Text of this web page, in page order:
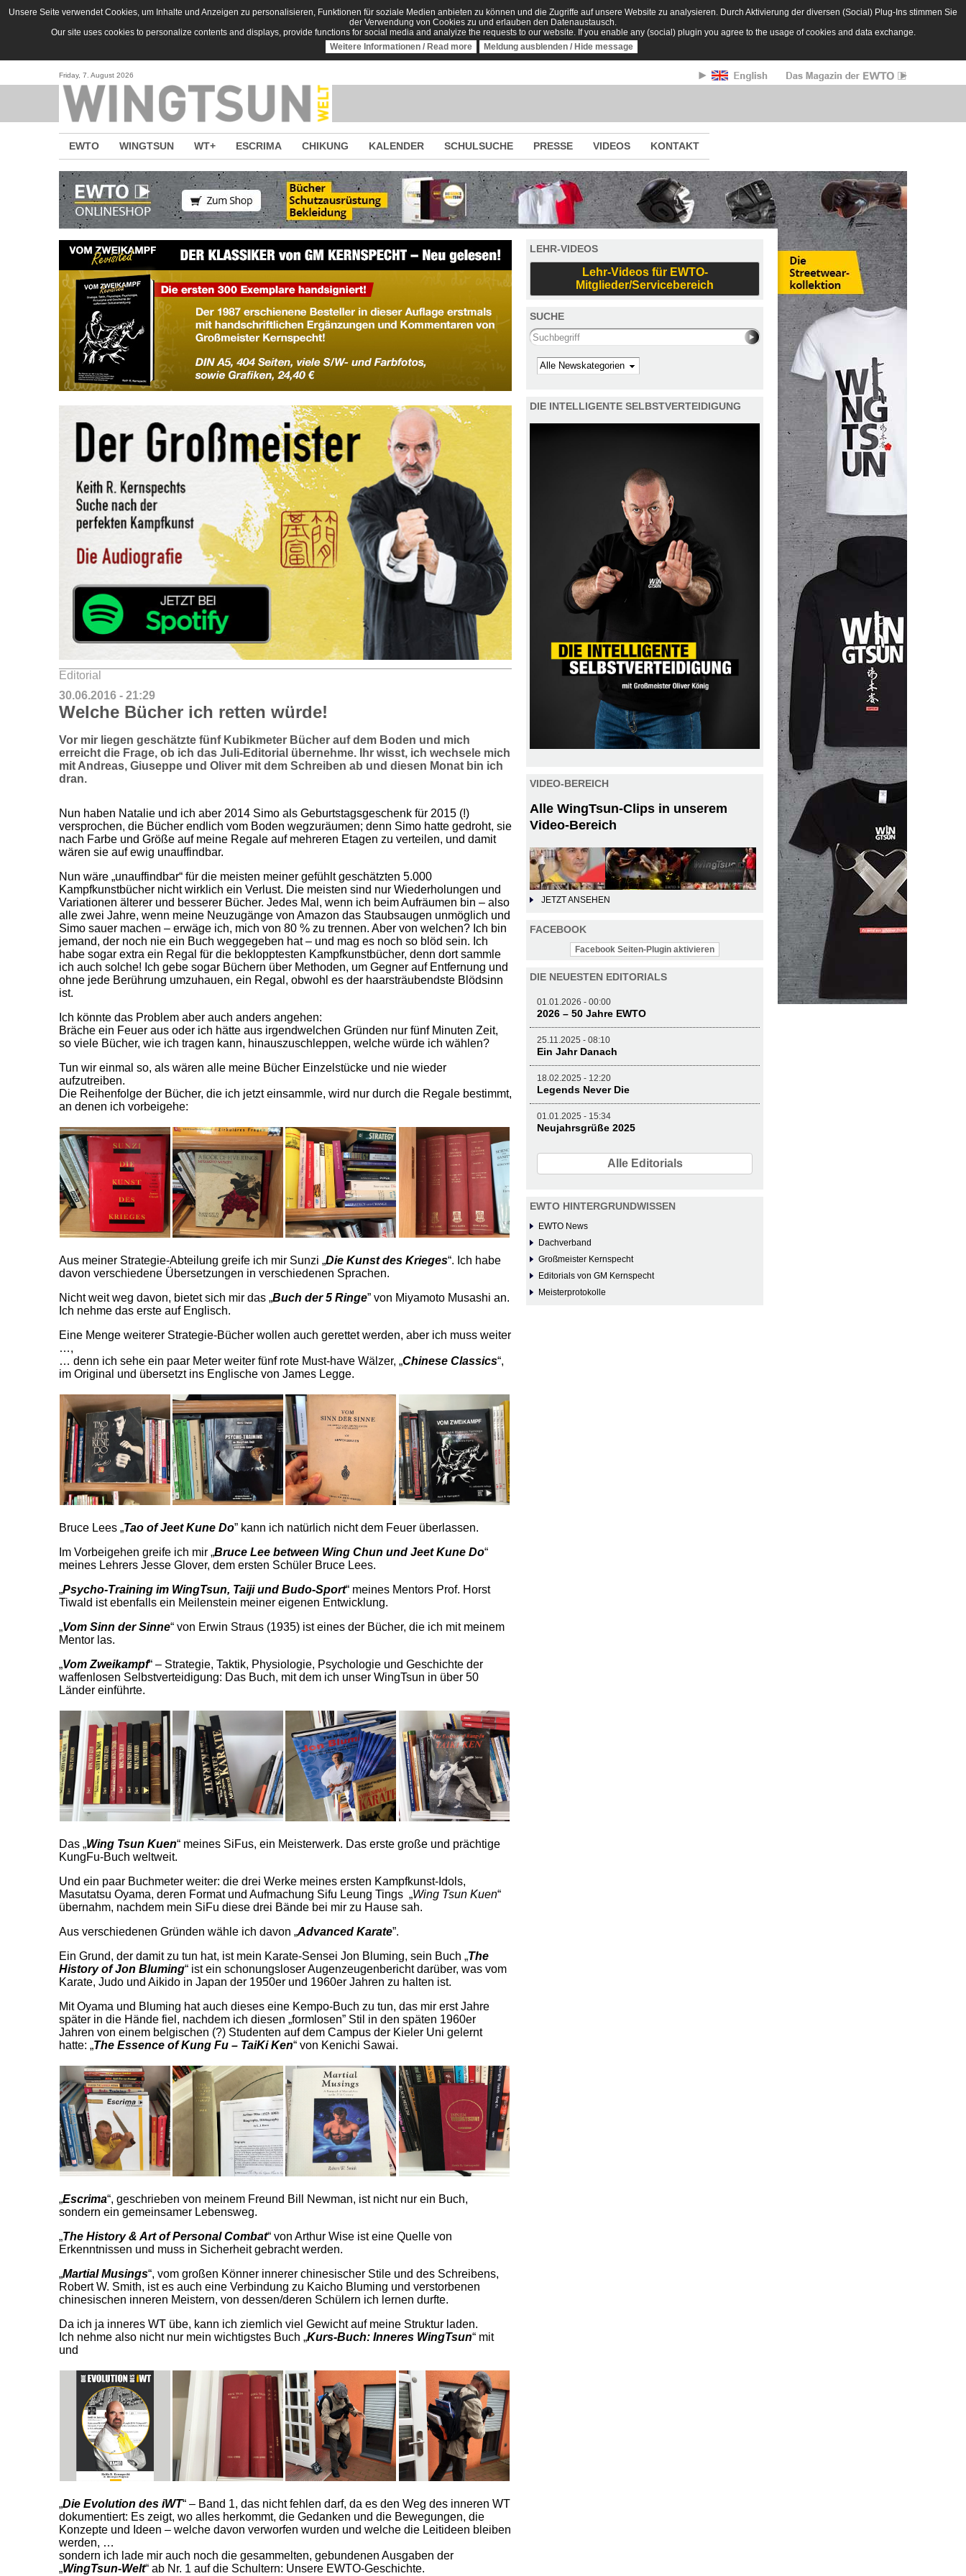
Direkt zum Inhalt
Unsere Seite verwendet Cookies, um Inhalte und Anzeigen zu personalisieren, Funktionen für soziale Medien anbieten zu können und die Zugriffe auf unsere Website zu analysieren. Durch Aktivierung der diversen (Social) Plug-Ins stimmen Sie
der Verwendung von Cookies zu und erlauben den Datenaustausch.
Our site uses cookies to personalize contents and displays, provide functions for social media and analyize the requests to our website. If you enable any (social) plugin you agree to the usage of cookies and data exchange.
Weitere Informationen / Read more
Meldung ausblenden / Hide message
Friday, 7. August 2026
EWTO WINGTSUN WT+ ESCRIMA CHIKUNG KALENDER SCHULSUCHE PRESSE VIDEOS KONTAKT
Editorial
30.06.2016 - 21:29
Welche Bücher ich retten würde!
Vor mir liegen geschätzte fünf Kubikmeter Bücher auf dem Boden und mich
erreicht die Frage, ob ich das Juli-Editorial übernehme. Ihr wisst, ich wechsele mich
mit Andreas, Giuseppe und Oliver mit dem Schreiben ab und diesen Monat bin ich
dran.
Nun haben Natalie und ich aber 2014 Simo als Geburtstagsgeschenk für 2015 (!)
versprochen, die Bücher endlich vom Boden wegzuräumen; denn Simo hatte gedroht, sie
nach Farbe und Größe auf meine Regale auf mehreren Etagen zu verteilen, und damit
wären sie auf ewig unauffindbar.
Nun wäre „unauffindbar“ für die meisten meiner gefühlt geschätzten 5.000
Kampfkunstbücher nicht wirklich ein Verlust. Die meisten sind nur Wiederholungen und
Variationen älterer und besserer Bücher. Jedes Mal, wenn ich beim Aufräumen bin – also
alle zwei Jahre, wenn meine Neuzugänge von Amazon das Staubsaugen unmöglich und
Simo sauer machen – erwäge ich, mich von 80 % zu trennen. Aber von welchen? Ich bin
jemand, der noch nie ein Buch weggegeben hat – und mag es noch so blöd sein. Ich
habe sogar extra ein Regal für die beklopptesten Kampfkunstbücher, denn dort sammle
ich auch solche! Ich gebe sogar Büchern über Methoden, um Gegner auf Entfernung und
ohne jede Berührung umzuhauen, ein Regal, obwohl es der haarsträubendste Blödsinn
ist.
Ich könnte das Problem aber auch anders angehen:
Bräche ein Feuer aus oder ich hätte aus irgendwelchen Gründen nur fünf Minuten Zeit,
so viele Bücher, wie ich tragen kann, hinauszuschleppen, welche würde ich wählen?
Tun wir einmal so, als wären alle meine Bücher Einzelstücke und nie wieder
aufzutreiben.
Die Reihenfolge der Bücher, die ich jetzt einsammle, wird nur durch die Regale bestimmt,
an denen ich vorbeigehe:
Aus meiner Strategie-Abteilung greife ich mir Sunzi „Die Kunst des Krieges“. Ich habe
davon verschiedene Übersetzungen in verschiedenen Sprachen.
Nicht weit weg davon, bietet sich mir das „Buch der 5 Ringe” von Miyamoto Musashi an.
Ich nehme das erste auf Englisch.
Eine Menge weiterer Strategie-Bücher wollen auch gerettet werden, aber ich muss weiter
…,
… denn ich sehe ein paar Meter weiter fünf rote Must-have Wälzer, „Chinese Classics“,
im Original und übersetzt ins Englische von James Legge.
Bruce Lees „Tao of Jeet Kune Do” kann ich natürlich nicht dem Feuer überlassen.
Im Vorbeigehen greife ich mir „Bruce Lee between Wing Chun und Jeet Kune Do“
meines Lehrers Jesse Glover, dem ersten Schüler Bruce Lees.
„Psycho-Training im WingTsun, Taiji und Budo-Sport“ meines Mentors Prof. Horst
Tiwald ist ebenfalls ein Meilenstein meiner eigenen Entwicklung.
„Vom Sinn der Sinne“ von Erwin Straus (1935) ist eines der Bücher, die ich mit meinem
Mentor las.
„Vom Zweikampf“ – Strategie, Taktik, Physiologie, Psychologie und Geschichte der
waffenlosen Selbstverteidigung: Das Buch, mit dem ich unser WingTsun in über 50
Länder einführte.
Das „Wing Tsun Kuen“ meines SiFus, ein Meisterwerk. Das erste große und prächtige
KungFu-Buch weltweit.
Und ein paar Buchmeter weiter: die drei Werke meines ersten Kampfkunst-Idols,
Masutatsu Oyama, deren Format und Aufmachung Sifu Leung Tings „Wing Tsun Kuen“
übernahm, nachdem mein SiFu diese drei Bände bei mir zu Hause sah.
Aus verschiedenen Gründen wähle ich davon „Advanced Karate”.
Ein Grund, der damit zu tun hat, ist mein Karate-Sensei Jon Bluming, sein Buch „The
History of Jon Bluming“ ist ein schonungsloser Augenzeugenbericht darüber, was vom
Karate, Judo und Aikido in Japan der 1950er und 1960er Jahren zu halten ist.
Mit Oyama und Bluming hat auch dieses eine Kempo-Buch zu tun, das mir erst Jahre
später in die Hände fiel, nachdem ich diesen „formlosen” Stil in den späten 1960er
Jahren von einem belgischen (?) Studenten auf dem Campus der Kieler Uni gelernt
hatte: „The Essence of Kung Fu – TaiKi Ken“ von Kenichi Sawai.
„Escrima“, geschrieben von meinem Freund Bill Newman, ist nicht nur ein Buch,
sondern ein gemeinsamer Lebensweg.
„The History & Art of Personal Combat“ von Arthur Wise ist eine Quelle von
Erkenntnissen und muss in Sicherheit gebracht werden.
„Martial Musings“, vom großen Könner innerer chinesischer Stile und des Schreibens,
Robert W. Smith, ist es auch eine Verbindung zu Kaicho Bluming und verstorbenen
chinesischen inneren Meistern, von dessen/deren Schülern ich lernen durfte.
Da ich ja inneres WT übe, kann ich ziemlich viel Gewicht auf meine Struktur laden.
Ich nehme also nicht nur mein wichtigstes Buch „Kurs-Buch: Inneres WingTsun“ mit
und
„Die Evolution des iWT“ – Band 1, das nicht fehlen darf, da es den Weg des inneren WT
dokumentiert: Es zeigt, wo alles herkommt, die Gedanken und die Bewegungen, die
Konzepte und Ideen – welche davon verworfen wurden und welche die Leitideen bleiben
werden, …
sondern ich lade mir auch noch die gesammelten, gebundenen Ausgaben der
„WingTsun-Welt“ ab Nr. 1 auf die Schultern: Unsere EWTO-Geschichte.
LEHR-VIDEOS
Lehr-Videos für EWTO-
Mitglieder/Servicebereich
SUCHE
Search this site
Kategorie
DIE INTELLIGENTE SELBSTVERTEIDIGUNG
VIDEO-BEREICH
Alle WingTsun-Clips in unserem
Video-Bereich
JETZT ANSEHEN
FACEBOOK
Facebook Seiten-Plugin aktivieren
DIE NEUESTEN EDITORIALS
01.01.2026 - 00:00
2026 – 50 Jahre EWTO
25.11.2025 - 08:10
Ein Jahr Danach
18.02.2025 - 12:20
Legends Never Die
01.01.2025 - 15:34
Neujahrsgrüße 2025
Alle Editorials
EWTO HINTERGRUNDWISSEN
EWTO News
Dachverband
Großmeister Kernspecht
Editorials von GM Kernspecht
Meisterprotokolle